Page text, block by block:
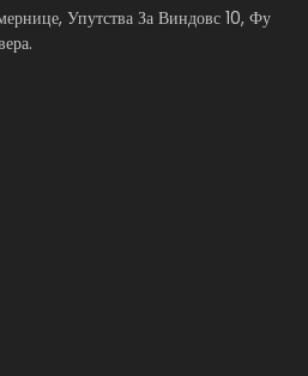
Упутства За Виндовс 10, Фу